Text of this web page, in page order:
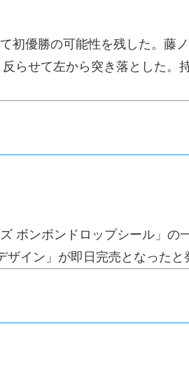
初優勝の可能性を残した。藤
らせて左から突き落とした。
ボンボンドロップシール」の
イン」が即日完売となったと